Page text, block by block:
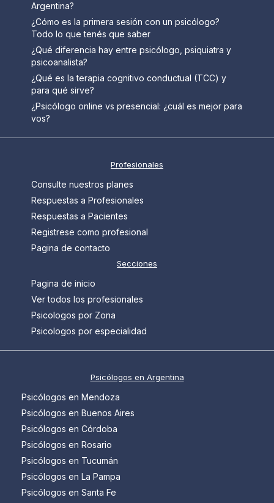
Argentina?
¿Cómo es la primera sesión con un psicólogo?
Todo lo que tenés que saber
¿Qué diferencia hay entre psicólogo, psiquiatra y
psicoanalista?
¿Qué es la terapia cognitivo conductual (TCC) y
para qué sirve?
¿Psicólogo online vs presencial: ¿cuál es mejor para
vos?
Profesionales
Consulte nuestros planes
Respuestas a Profesionales
Respuestas a Pacientes
Registrese como profesional
Pagina de contacto
Secciones
Pagina de inicio
Ver todos los profesionales
Psicologos por Zona
Psicologos por especialidad
Psicólogos en Argentina
Psicólogos en Mendoza
Psicólogos en Buenos Aires
Psicólogos en Córdoba
Psicólogos en Rosario
Psicólogos en Tucumán
Psicólogos en La Pampa
Psicólogos en Santa Fe